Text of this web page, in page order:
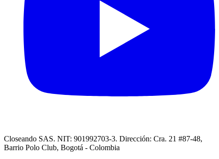
Closeando SAS. NIT: 901992703-3. Dirección: Cra. 21 #87-48,
Barrio Polo Club, Bogotá - Colombia